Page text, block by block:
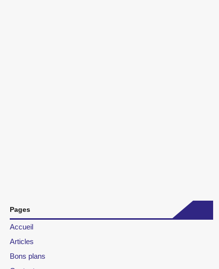
Pages
Accueil
Articles
Bons plans